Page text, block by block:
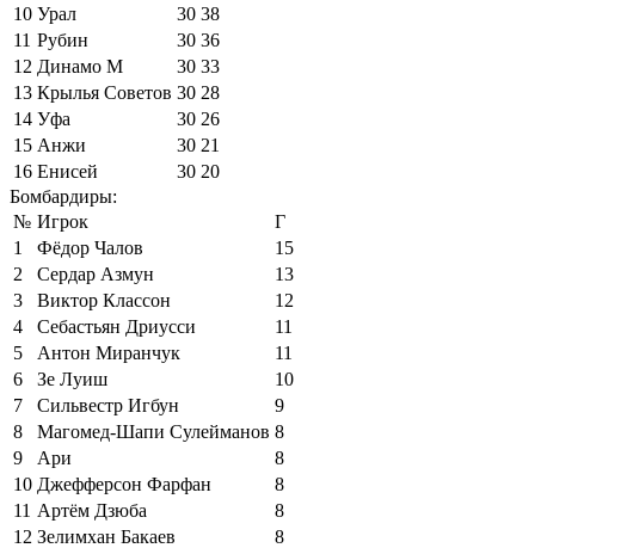
10 Урал 30 38
11 Рубин 30 36
12 Динамо М 30 33
13 Крылья Советов 30 28
14 Уфа 30 26
15 Анжи 30 21
16 Енисей 30 20
Бомбардиры:
№ Игрок
Г
1
Фёдор Чалов
15
2
Сердар Азмун
13
3
Виктор Классон
12
4
Себастьян Дриусси
11
5
Антон Миранчук
11
6
Зе Луиш
10
7
Сильвестр Игбун
9
8
Магомед-Шапи Сулейманов 8
9
Ари
8
10 Джефферсон Фарфан
8
11 Артём Дзюба
8
12 Зелимхан Бакаев
8